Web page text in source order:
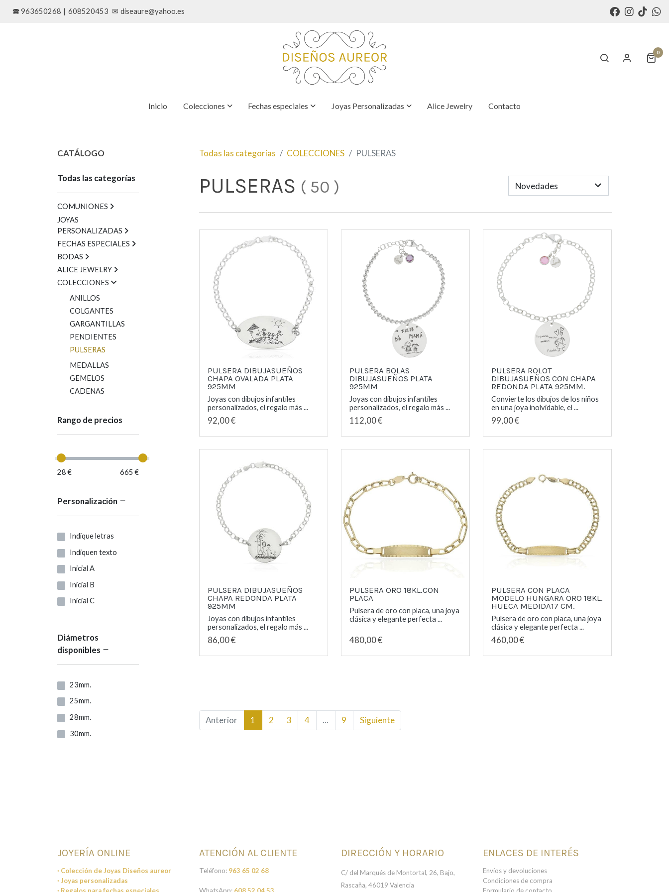
🕿 963650268 | 608520453 ✉ diseaure@yahoo.es
0
Inicio Colecciones Fechas especiales Joyas Personalizadas Alice Jewelry Contacto
CATÁLOGO
Todas las categorías
COMUNIONES
JOYAS
PERSONALIZADAS
FECHAS ESPECIALES
BODAS
ALICE JEWELRY
COLECCIONES
ANILLOS
COLGANTES
GARGANTILLAS
PENDIENTES
PULSERAS
MEDALLAS
GEMELOS
CADENAS
Rango de precios
28 € 665 €
Personalización
Indique letras
Indiquen texto
Inicial A
Inicial B
Inicial C
Inicial E
Inicial F
Inicial G
Inicial H
Inicial I
Inicial J
Inicial K
Inicial U
Diámetros
disponibles
23mm.
25mm.
28mm.
30mm.
Todas las categorías COLECCIONES PULSERAS
PULSERAS ( 50 ) Novedades
PULSERA DIBUJASUEÑOS
CHAPA OVALADA PLATA
925MM
Joyas con dibujos infantiles
personalizados, el regalo más ...
92,00 €
PULSERA BOLAS
DIBUJASUEÑOS PLATA
925MM
Joyas con dibujos infantiles
personalizados, el regalo más ...
112,00 €
PULSERA ROLOT
DIBUJASUEÑOS CON CHAPA
REDONDA PLATA 925MM.
Convierte los dibujos de los niños
en una joya inolvidable, el ...
99,00 €
PULSERA DIBUJASUEÑOS
CHAPA REDONDA PLATA
925MM
Joyas con dibujos infantiles
personalizados, el regalo más ...
86,00 €
PULSERA ORO 18KL.CON
PLACA
Pulsera de oro con placa, una joya
clásica y elegante perfecta ...
480,00 €
PULSERA CON PLACA
MODELO HUNGARA ORO 18KL.
HUECA MEDIDA17 CM.
Pulsera de oro con placa, una joya
clásica y elegante perfecta ...
460,00 €
Anterior 1 2 3 4 ... 9 Siguiente
JOYERÍA ONLINE
· Colección de Joyas Diseños aureor
· Joyas personalizadas
ATENCIÓN AL CLIENTE
Teléfono: 963 65 02 68
DIRECCIÓN Y HORARIO
C/ del Marqués de Montortal, 26, Bajo,
Rascaña, 46019 Valencia
ENLACES DE INTERÉS
Envíos y devoluciones
Condiciones de compra